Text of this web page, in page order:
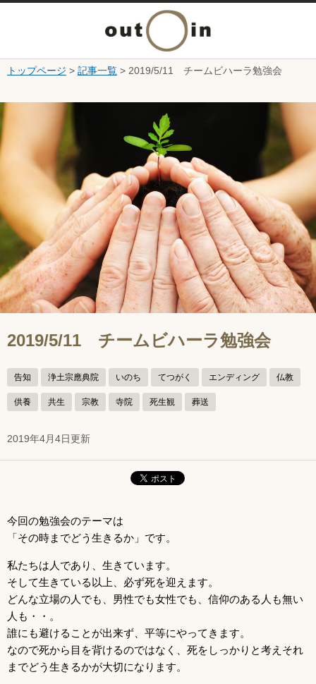
本文へ
ニ
ュ
を
開
く
トップページ > 記事一覧 > 2019/5/11 チームビハーラ勉強会
2019/5/11 チームビハーラ勉強会
告知 浄土宗應典院 いのち てつがく エンディング 仏教
供養 共生 宗教 寺院 死生観 葬送
2019年4月4日更新
今回の勉強会のテーマは
「その時までどう生きるか」です。
私たちは人であり、生きています。
そして生きている以上、必ず死を迎えます。
どんな立場の人でも、男性でも女性でも、信仰のある人も無い
人も・・。
誰にも避けることが出来ず、平等にやってきます。
なので死から目を背けるのではなく、死をしっかりと考えそれ
までどう生きるかが大切になります。